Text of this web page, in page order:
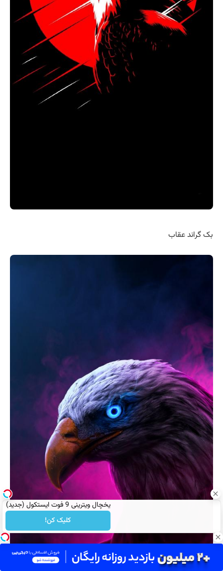
یخچال ویترینی 9 فوت ایستکول (جدید)
کلیک کن!
بک گراند عقاب